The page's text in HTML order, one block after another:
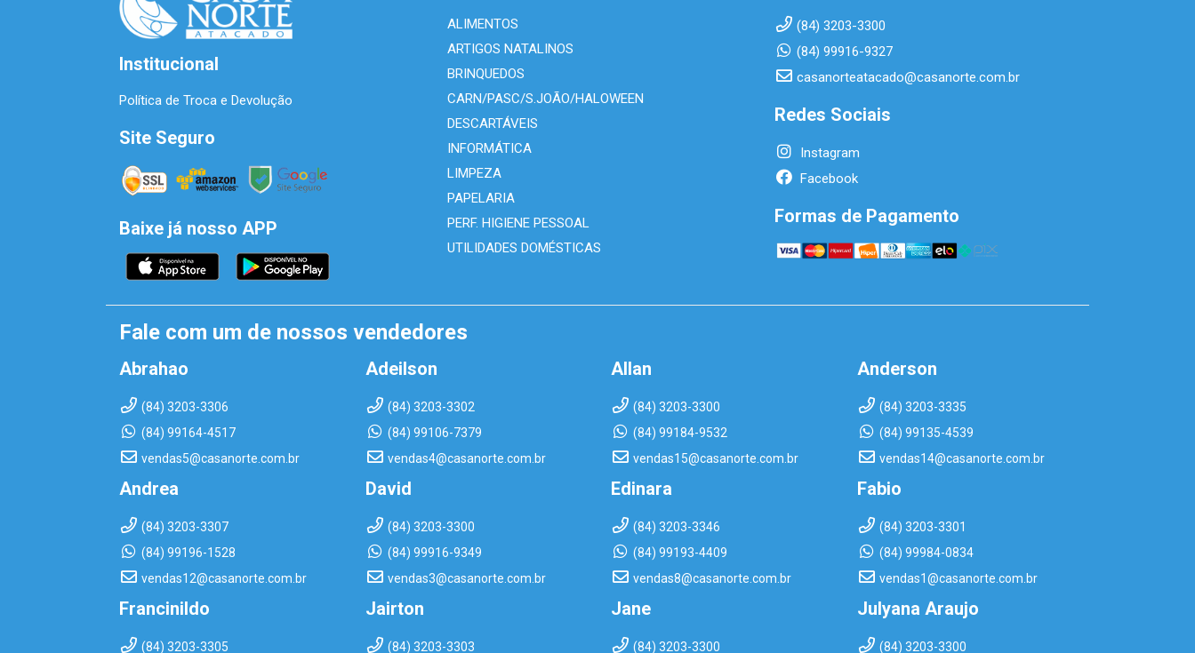
Institucional
Política de Troca e Devolução
Site Seguro
Baixe já nosso APP
ALIMENTOS
ARTIGOS NATALINOS
BRINQUEDOS
CARN/PASC/S.JOÃO/HALOWEEN
DESCARTÁVEIS
INFORMÁTICA
LIMPEZA
PAPELARIA
PERF. HIGIENE PESSOAL
UTILIDADES DOMÉSTICAS
(84) 3203-3300
(84) 99916-9327
casanorteatacado@casanorte.com.br
Redes Sociais
Instagram
Facebook
Formas de Pagamento
Fale com um de nossos vendedores
Abrahao
(84) 3203-3306
(84) 99164-4517
vendas5@casanorte.com.br
Adeilson
(84) 3203-3302
(84) 99106-7379
vendas4@casanorte.com.br
Allan
(84) 3203-3300
(84) 99184-9532
vendas15@casanorte.com.br
Anderson
(84) 3203-3335
(84) 99135-4539
vendas14@casanorte.com.br
Andrea
(84) 3203-3307
(84) 99196-1528
vendas12@casanorte.com.br
David
(84) 3203-3300
(84) 99916-9349
vendas3@casanorte.com.br
Edinara
(84) 3203-3346
(84) 99193-4409
vendas8@casanorte.com.br
Fabio
(84) 3203-3301
(84) 99984-0834
vendas1@casanorte.com.br
Francinildo
(84) 3203-3305
Jairton
(84) 3203-3303
Jane
(84) 3203-3300
Julyana Araujo
(84) 3203-3300